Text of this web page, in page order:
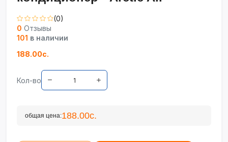
(0)
0 Отзывы
101 в наличии
188.00с.
Кол-во
общая цена:188.00с.